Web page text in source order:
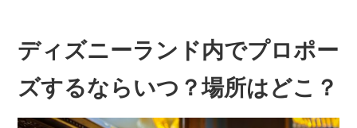
ディズニーランド内でプロポー
ズするならいつ？場所はどこ？